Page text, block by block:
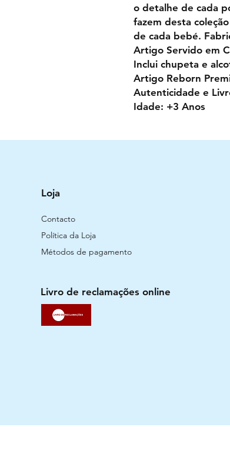
o detalhe de cada
fazem desta
de cada bebé.
Artigo Servido em
Inclui chupeta e
Artigo Reborn
Autenticidade e
Idade: +3 Anos
Loja
Contacto
Política da Loja
Métodos de pagamento
Livro de reclamações online